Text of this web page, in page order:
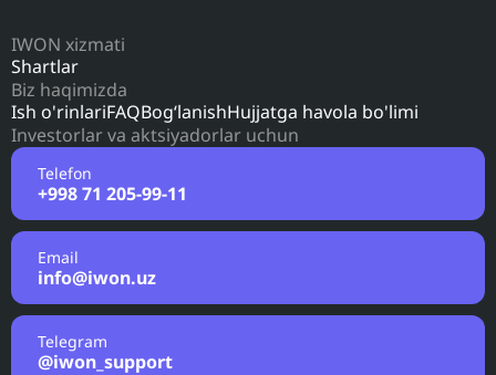
IWON xizmati
Shartlar
Biz haqimizda
Ish o'rinlariFAQBog‘lanishHujjatga havola bo'limi
Investorlar va aktsiyadorlar uchun
Telefon
+998 71 205-99-11
Email
info@iwon.uz
Telegram
@iwon_support